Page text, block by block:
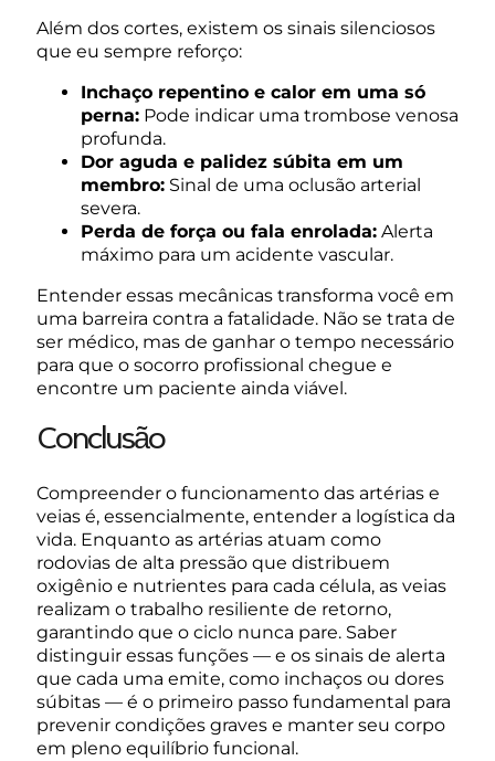
Além dos cortes, existem os sinais silenciosos
que eu sempre reforço:
Inchaço repentino e calor em uma só
perna: Pode indicar uma trombose venosa
profunda.
Dor aguda e palidez súbita em um
membro: Sinal de uma oclusão arterial
severa.
Perda de força ou fala enrolada: Alerta
máximo para um acidente vascular.
Entender essas mecânicas transforma você em
uma barreira contra a fatalidade. Não se trata de
ser médico, mas de ganhar o tempo necessário
para que o socorro profissional chegue e
encontre um paciente ainda viável.
Conclusão
Compreender o funcionamento das artérias e
veias é, essencialmente, entender a logística da
vida. Enquanto as artérias atuam como
rodovias de alta pressão que distribuem
oxigênio e nutrientes para cada célula, as veias
realizam o trabalho resiliente de retorno,
garantindo que o ciclo nunca pare. Saber
distinguir essas funções — e os sinais de alerta
que cada uma emite, como inchaços ou dores
súbitas — é o primeiro passo fundamental para
prevenir condições graves e manter seu corpo
em pleno equilíbrio funcional.